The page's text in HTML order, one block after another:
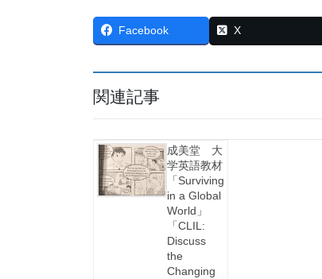
Facebook X
関連記事
成美堂 大
学英語教材
「Surviving
in a Global
World」
「CLIL:
Discuss
the
Changing